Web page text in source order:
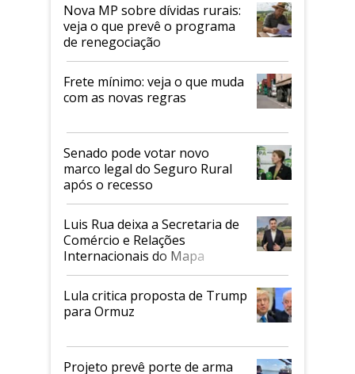
Nova MP sobre dívidas rurais:
veja o que prevê o programa
de renegociação
Frete mínimo: veja o que muda
com as novas regras
Senado pode votar novo
marco legal do Seguro Rural
após o recesso
Luis Rua deixa a Secretaria de
Comércio e Relações
Internacionais do Mapa
Lula critica proposta de Trump
para Ormuz
Projeto prevê porte de arma